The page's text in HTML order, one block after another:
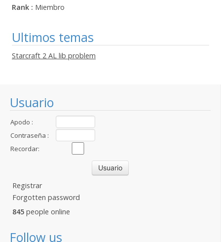
Usuario
Apodo :
Contraseña :
Recordar:
Registrar
Forgotten password
845 people online
Follow us
Rank : Miembro
Ultimos temas
Starcraft 2 AL lib problem